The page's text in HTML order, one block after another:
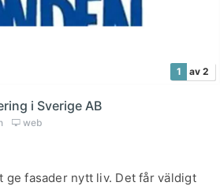
1 av 2
i Sverige AB
web
fasader nytt liv. Det får väldigt